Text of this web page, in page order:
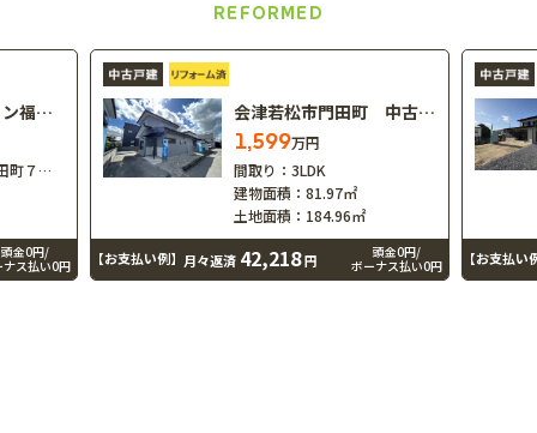
REFORMED
ライオンズマンション福島野田…
丁目
頭金0円/
ナス払い0円
会津若松市門田町 中古戸建
1,599万円
間取り：3LDK
建物面積：81.97㎡
土地面積： 184.96㎡
【お支払い例】 月々返済 42,218円
頭金0円/
ボーナス払い0円
【お支払い